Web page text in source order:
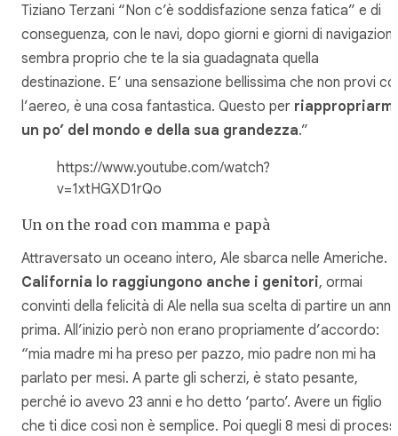
Tiziano Terzani “Non c’è soddisfazione senza fatica” e di
conseguenza, con le navi, dopo giorni e giorni di
sembra proprio che te la sia guadagnata quella
destinazione. E’ una sensazione bellissima che non provi
l’aereo, è una cosa fantastica. Questo per riappropriarmi
un po’ del mondo e della sua grandezza.”
https://www.youtube.com/watch?
v=1xtHGXD1rQo
Un on the road con mamma e papà
Attraversato un oceano intero, Ale sbarca nelle Americhe.
California lo raggiungono anche i genitori, ormai
convinti della felicità di Ale nella sua scelta di partire un
prima. All’inizio però non erano propriamente d’accordo:
“mia madre mi ha preso per pazzo, mio padre non mi ha
parlato per mesi. A parte gli scherzi, è stato pesante,
perché io avevo 23 anni e ho detto ‘parto’. Avere un figlio
che ti dice così non è semplice. Poi quegli 8 mesi di